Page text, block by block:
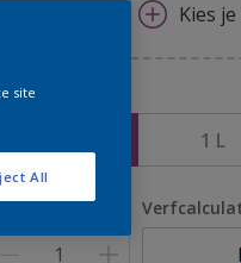
Kies
1 L
site
All